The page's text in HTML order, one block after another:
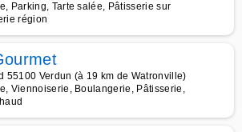
Parking, Tarte salée, Pâtisserie sur
région
55100 Verdun (à 19 km de Watronville)
Viennoiserie, Boulangerie, Pâtisserie,